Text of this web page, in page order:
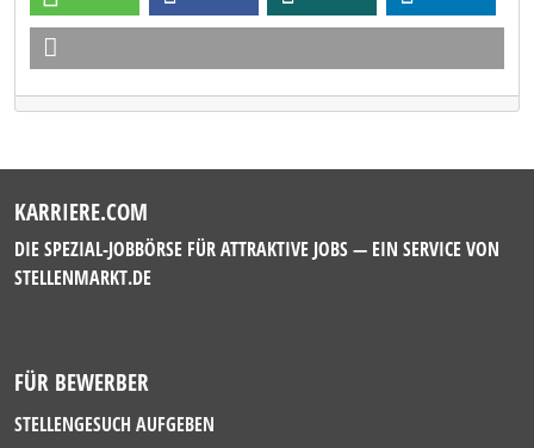
KARRIERE.COM
DIE SPEZIAL-JOBBÖRSE FÜR ATTRAKTIVE JOBS — EIN SERVICE VON
STELLENMARKT.DE
FÜR BEWERBER
STELLENGESUCH AUFGEBEN